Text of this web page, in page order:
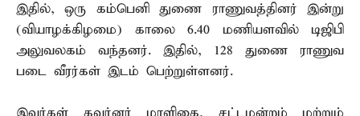
இதில், ஒரு கம்பெனி துணை ராணுவத்தினர் இன்று
(வியாழக்கிழமை) காலை 6.40 மணியளவில் டிஜிபி
அலுவலகம் வந்தனர். இதில், 128 துணை ராணுவ
படை வீரர்கள் இடம் பெற்றுள்ளனர்.